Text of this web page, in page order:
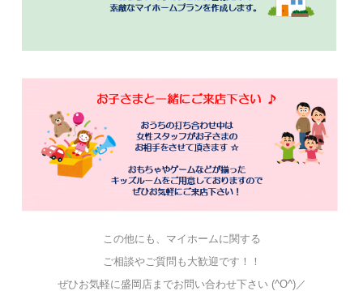
この他にも、マイホームに関する
ご相談やご質問も大歓迎です！！
ぜひお気軽に盛岡店までお問い合わせ下さい (^O^)／